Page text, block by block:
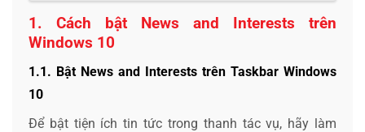
1. Cách bật News and Interests trên
Windows 10
1.1. Bật News and Interests trên Taskbar Windows
10
Để bật tiện ích tin tức trong thanh tác vụ, hãy làm